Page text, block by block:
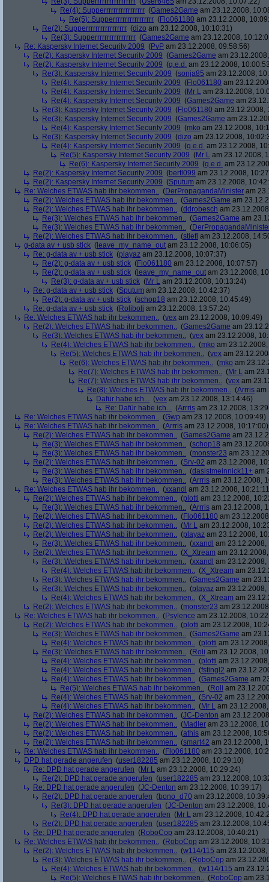
Re(4): Supperrrrrrrrrrrrrrrrr (Games2Game am 23.12.2008,
Re(5): Supperrrrrrrrrrrrrrrrr (Flo061180 am 23.12.2008,
Re(2): Supperrrrrrrrrrrrrrrrr (dizo am 23.12.2008, 10:10:31)
Re(3): Supperrrrrrrrrrrrrrrrr (Games2Game am 23.12.2008,
Re: Kaspersky Internet Security 2009 (PvP am 23.12.2008, 09:58:56)
Re(2): Kaspersky Internet Security 2009 (Games2Game am
Re(2): Kaspersky Internet Security 2009 (q.e.d. am 23.12.2008,
Re(3): Kaspersky Internet Security 2009 (sonja85 am 23.12.2008,
Re(4): Kaspersky Internet Security 2009 (Flo061180 am
Re(4): Kaspersky Internet Security 2009 (Mr L am 23.12.2008,
Re(4): Kaspersky Internet Security 2009 (Games2Game am
Re(3): Kaspersky Internet Security 2009 (Flo061180 am 23.12.2008,
Re(3): Kaspersky Internet Security 2009 (Games2Game am
Re(4): Kaspersky Internet Security 2009 (mko am 23.12.2008,
Re(3): Kaspersky Internet Security 2009 (dizo am 23.12.2008,
Re(4): Kaspersky Internet Security 2009 (q.e.d. am 23.12.2008,
Re(5): Kaspersky Internet Security 2009 (Mr L am 23.12.2008,
Re(6): Kaspersky Internet Security 2009 (q.e.d. am
Re(2): Kaspersky Internet Security 2009 (bertl099 am 23.12.2008,
Re(2): Kaspersky Internet Security 2009 (Sputum am 23.12.2008,
Re: Welches ETWAS hab ihr bekommen.. (DerPropagandaMinister am
Re(2): Welches ETWAS hab ihr bekommen.. (Games2Game am
Re(2): Welches ETWAS hab ihr bekommen.. (ddrobesch am
Re(3): Welches ETWAS hab ihr bekommen.. (Games2Game am
Re(3): Welches ETWAS hab ihr bekommen.. (
Re(2): Welches ETWAS hab ihr bekommen.. (stiefl am 23.12.2008,
g-data av + usb stick ( leave_my_name_out am 23.12.2008, 10:06:05)
Re: g-data av + usb stick (playaz am 23.12.2008, 10:07:37)
Re(2): g-data av + usb stick (Flo061180 am 23.12.2008, 10:07:57)
Re(2): g-data av + usb stick ( leave_my_name_out am 23.12.2008,
Re(3): g-data av + usb stick (Mr L am 23.12.2008, 10:13:24)
Re: g-data av + usb stick (Sputum am 23.12.2008, 10:42:37)
Re(2): g-data av + usb stick (schop18 am 23.12.2008, 10:45:49)
Re: g-data av + usb stick (Roliboli am 23.12.2008, 13:57:24)
Re: Welches ETWAS hab ihr bekommen.. (vex am 23.12.2008, 10:09:49)
Re(2): Welches ETWAS hab ihr bekommen.. (Games2Game am
Re(3): Welches ETWAS hab ihr bekommen.. (vex am 23.12.2008,
Re(4): Welches ETWAS hab ihr bekommen.. (mko am
Re(5): Welches ETWAS hab ihr bekommen.. (vex am
Re(6): Welches ETWAS hab ihr bekommen.. (mko am
Re(7): Welches ETWAS hab ihr bekommen.. (Mr L am
Re(7): Welches ETWAS hab ihr bekommen.. (vex am
Re(8): Welches ETWAS hab ihr bekommen.. (Arrris am
Dafür habe ich... (vex am 23.12.2008, 13:14:46)
Re: Dafür habe ich... (Arrris am 23.12.2008,
Re: Welches ETWAS hab ihr bekommen.. (Gwp am 23.12.2008, 10:09:49)
Re: Welches ETWAS hab ihr bekommen.. (Arrris am 23.12.2008, 10:17:00)
Re(2): Welches ETWAS hab ihr bekommen.. (Games2Game am
Re(3): Welches ETWAS hab ihr bekommen.. (schop18 am
Re(3): Welches ETWAS hab ihr bekommen.. (monster23 am
Re(2): Welches ETWAS hab ihr bekommen.. (Srv-02 am 23.12.2008,
Re(3): Welches ETWAS hab ihr bekommen.. (dasistmeinnick11+ am
Re(3): Welches ETWAS hab ihr bekommen.. (Arrris am 23.12.2008,
Re: Welches ETWAS hab ihr bekommen.. (xxandl am 23.12.2008,
Re(2): Welches ETWAS hab ihr bekommen.. (plotti am 23.12.2008,
Re(3): Welches ETWAS hab ihr bekommen.. (Arrris am 23.12.2008,
Re(2): Welches ETWAS hab ihr bekommen.. (Flo061180 am
Re(2): Welches ETWAS hab ihr bekommen.. (Mr L am 23.12.2008,
Re(2): Welches ETWAS hab ihr bekommen.. (playaz am 23.12.2008,
Re(3): Welches ETWAS hab ihr bekommen.. (xxandl am 23.12.2008,
Re(2): Welches ETWAS hab ihr bekommen.. (X_Xtream am
Re(3): Welches ETWAS hab ihr bekommen.. (xxandl am 23.12.2008,
Re(4): Welches ETWAS hab ihr bekommen.. (X_Xtream am
Re(3): Welches ETWAS hab ihr bekommen.. (Games2Game am
Re(3): Welches ETWAS hab ihr bekommen.. (playaz am 23.12.2008,
Re(4): Welches ETWAS hab ihr bekommen.. (X_Xtream am
Re(2): Welches ETWAS hab ihr bekommen.. (monster23 am
Re: Welches ETWAS hab ihr bekommen.. (Psylence am 23.12.2008,
Re(2): Welches ETWAS hab ihr bekommen.. (plotti am 23.12.2008,
Re(3): Welches ETWAS hab ihr bekommen.. (Games2Game am
Re(4): Welches ETWAS hab ihr bekommen.. (plotti am
Re(3): Welches ETWAS hab ihr bekommen.. (Roli am 23.12.2008,
Re(4): Welches ETWAS hab ihr bekommen.. (plotti am
Re(4): Welches ETWAS hab ihr bekommen.. (fstingl2 am
Re(4): Welches ETWAS hab ihr bekommen.. (Games2Game am
Re(5): Welches ETWAS hab ihr bekommen.. (Roli am
Re(4): Welches ETWAS hab ihr bekommen.. (Srv-02 am
Re(4): Welches ETWAS hab ihr bekommen.. (Mr L am
Re(2): Welches ETWAS hab ihr bekommen.. (JC-Denton am
Re(2): Welches ETWAS hab ihr bekommen.. (Madler am 23.12.2008,
Re(2): Welches ETWAS hab ihr bekommen.. (athis am 23.12.2008,
Re(2): Welches ETWAS hab ihr bekommen.. (smart42 am 23.12.2008,
Re: Welches ETWAS hab ihr bekommen.. (Flo061180 am 23.12.2008,
DPD hat gerade angerufen (user182285 am 23.12.2008, 10:29:10)
Re: DPD hat gerade angerufen (Mr L am 23.12.2008, 10:29:24)
Re(2): DPD hat gerade angerufen (user182285 am 23.12.2008,
Re: DPD hat gerade angerufen (JC-Denton am 23.12.2008, 10:39:17)
Re(2): DPD hat gerade angerufen (bono_d70 am 23.12.2008,
Re(3): DPD hat gerade angerufen (JC-Denton am 23.12.2008,
Re(4): DPD hat gerade angerufen (Mr L am 23.12.2008,
Re(2): DPD hat gerade angerufen (user182285 am 23.12.2008,
Re: DPD hat gerade angerufen (RoboCop am 23.12.2008, 10:40:21)
Re: Welches ETWAS hab ihr bekommen.. (RoboCop am 23.12.2008,
Re(2): Welches ETWAS hab ihr bekommen.. (w114/115 am
Re(3): Welches ETWAS hab ihr bekommen.. (RoboCop am
Re(4): Welches ETWAS hab ihr bekommen.. (w114/115 am
Re(5): Welches ETWAS hab ihr bekommen.. (RoboCop am